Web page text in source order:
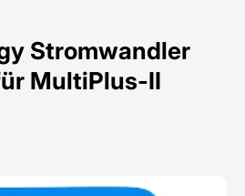
Stromwandler
MultiPlus-II